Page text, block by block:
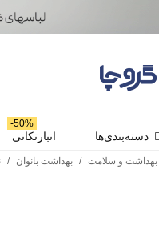
دسته‌بندی‌ها انبارتکانی
50%-
بهداشت و سلامت / بهداشت بانوان /